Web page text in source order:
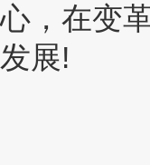
心，在变
发展!